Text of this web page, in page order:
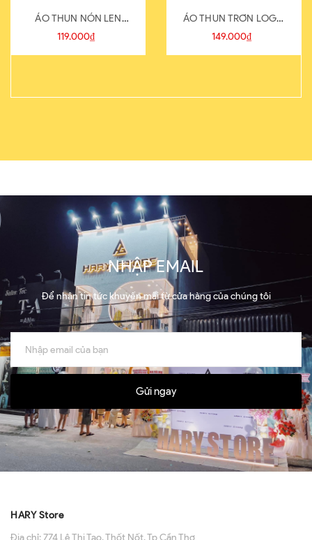
ÁO THUN NÓN LEN
821-1
119.000₫
ÁO THUN TRƠN LOGO
SAU
149.000₫
NHẬP EMAIL
Để nhận tin tức khuyến mãi từ cửa hàng của chúng tôi
Gửi ngay
HARY Store